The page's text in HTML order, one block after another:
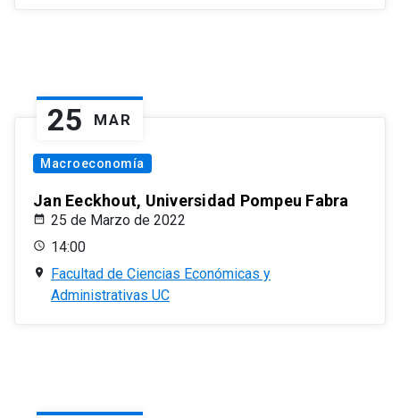
25 MAR
Macroeconomía
Jan Eeckhout, Universidad Pompeu Fabra
25 de Marzo de 2022
14:00
Facultad de Ciencias Económicas y
Administrativas UC